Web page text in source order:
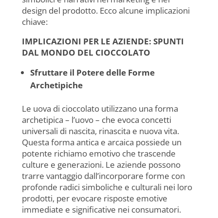
design del prodotto. Ecco alcune implicazioni
chiave:
IMPLICAZIONI PER LE AZIENDE: SPUNTI
DAL MONDO DEL CIOCCOLATO
Sfruttare il Potere delle Forme
Archetipiche
Le uova di cioccolato utilizzano una forma
archetipica – l’uovo – che evoca concetti
universali di nascita, rinascita e nuova vita.
Questa forma antica e arcaica possiede un
potente richiamo emotivo che trascende
culture e generazioni. Le aziende possono
trarre vantaggio dall’incorporare forme con
profonde radici simboliche e culturali nei loro
prodotti, per evocare risposte emotive
immediate e significative nei consumatori.